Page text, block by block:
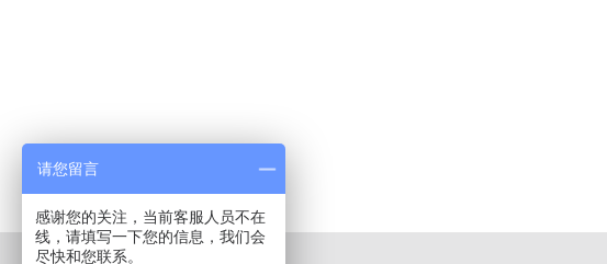
请您留言
感谢您的关注，当前客服人员不在
线，请填写一下您的信息，我们会
尽快和您联系。